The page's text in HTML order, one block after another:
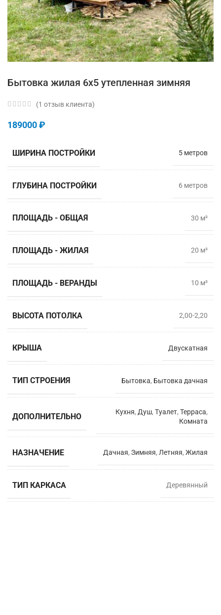
Бытовка жилая 6х5 утепленная зимняя
(1 отзыв клиента)
189000₽
ШИРИНА ПОСТРОЙКИ 5 метров
ГЛУБИНА ПОСТРОЙКИ 6 метрoв
ПЛОЩАДЬ - ОБЩАЯ 30 м²
ПЛОЩАДЬ - ЖИЛАЯ 20 м²
ПЛОЩАДЬ - ВЕРАНДЫ 10 м²
ВЫСОТА ПОТОЛКА 2,00-2,20
КРЫША Двускатная
ТИП СТРОЕНИЯ Бытовка, Бытовка дачная
ДОПОЛНИТЕЛЬНО Кухня, Душ, Туалет, Терраса,
Комната
НАЗНАЧЕНИЕ Дачная, Зимняя, Летняя, Жилая
ТИП КАРКАСА Деревянный